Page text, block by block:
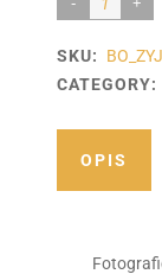
Stachowiak
quantity
SKU:
CATEGORY:
OPIS